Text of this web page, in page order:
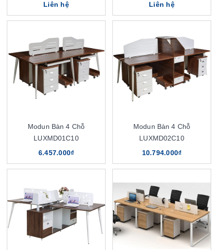
Liên hệ Liên hệ
Modun Bàn 4 Chỗ
LUXMD01C10
6.457.000₫
Modun Bàn 4 Chỗ
LUXMD02C10
10.794.000₫